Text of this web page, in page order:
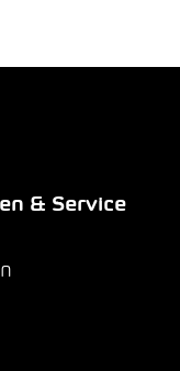
& Service